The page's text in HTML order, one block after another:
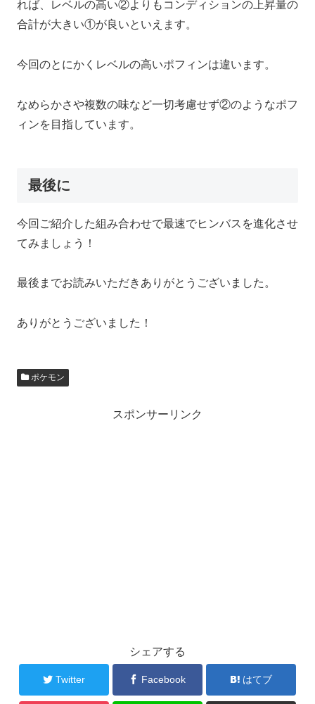
れば、レベルの高い②よりもコンディションの上昇量の
合計が大きい①が良いといえます。
今回のとにかくレベルの高いポフィンは違います。
なめらかさや複数の味など一切考慮せず②のようなポフ
ィンを目指しています。
最後に
今回ご紹介した組み合わせで最速でヒンバスを進化させ
てみましょう！
最後までお読みいただきありがとうございました。
ありがとうございました！
ポケモン
スポンサーリンク
シェアする
Twitter Facebook はてブ